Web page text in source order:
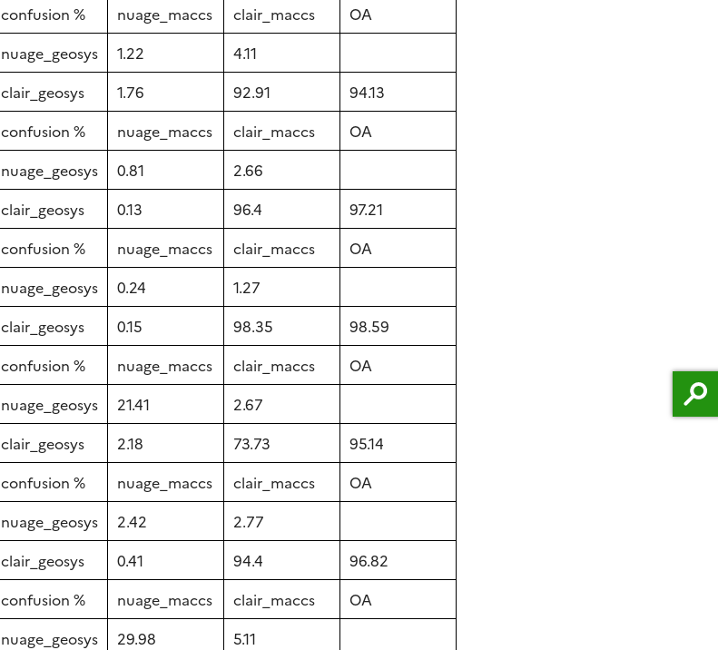
confusion % nuage_maccs clair_maccs
OA
nuage_geosys
1.22
4.11
clair_geosys
1.76 92.91
94.13
confusion % nuage_maccs clair_maccs
OA
nuage_geosys
0.81
2.66
clair_geosys
0.13 96.4
97.21
confusion % nuage_maccs clair_maccs
OA
nuage_geosys
0.24
1.27
clair_geosys
0.15 98.35
98.59
confusion % nuage_maccs clair_maccs
OA
nuage_geosys
21.41
2.67
clair_geosys
2.18 73.73
95.14
confusion % nuage_maccs clair_maccs
OA
nuage_geosys
2.42
2.77
clair_geosys
0.41 94.4
96.82
confusion % nuage_maccs clair_maccs
OA
nuage_geosys
29.98
5.11